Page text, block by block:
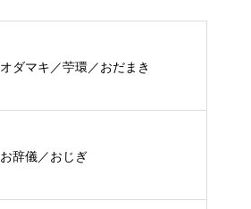
オダマキ／苧環／おだまき
お辞儀／おじぎ